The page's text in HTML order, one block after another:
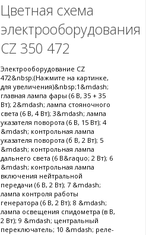
Цветная схема
электрооборудования
CZ 350 472
Электрооборудование CZ
472&nbsp;(Нажмите на картинке,
для увеличения)&nbsp;1&mdash;
главная лампа фары (6 В, 35 + 35
Вт); 2&mdash; лампа стояночного
света (6 В, 4 Вт); 3&mdash; лампа
указателя поворота (6 В, 15 Вт); 4
&mdash; контрольная лампа
указателя поворота (б В, 2 Вт); 5
&mdash; контрольная лампа
дальнего света (6 В&raquo; 2 Вт); 6
&mdash; контрольная лампа
включения нейтральной
передачи (6 В, 2 Вт); 7 &mdash;
лампа контроля работы
генератора (6 В, 2 Вт); 8 &mdash;
лампа освещения спидометра (в В,
2 Вт); 9 &mdash; центральный
переключатель; 10 &mdash; реле-